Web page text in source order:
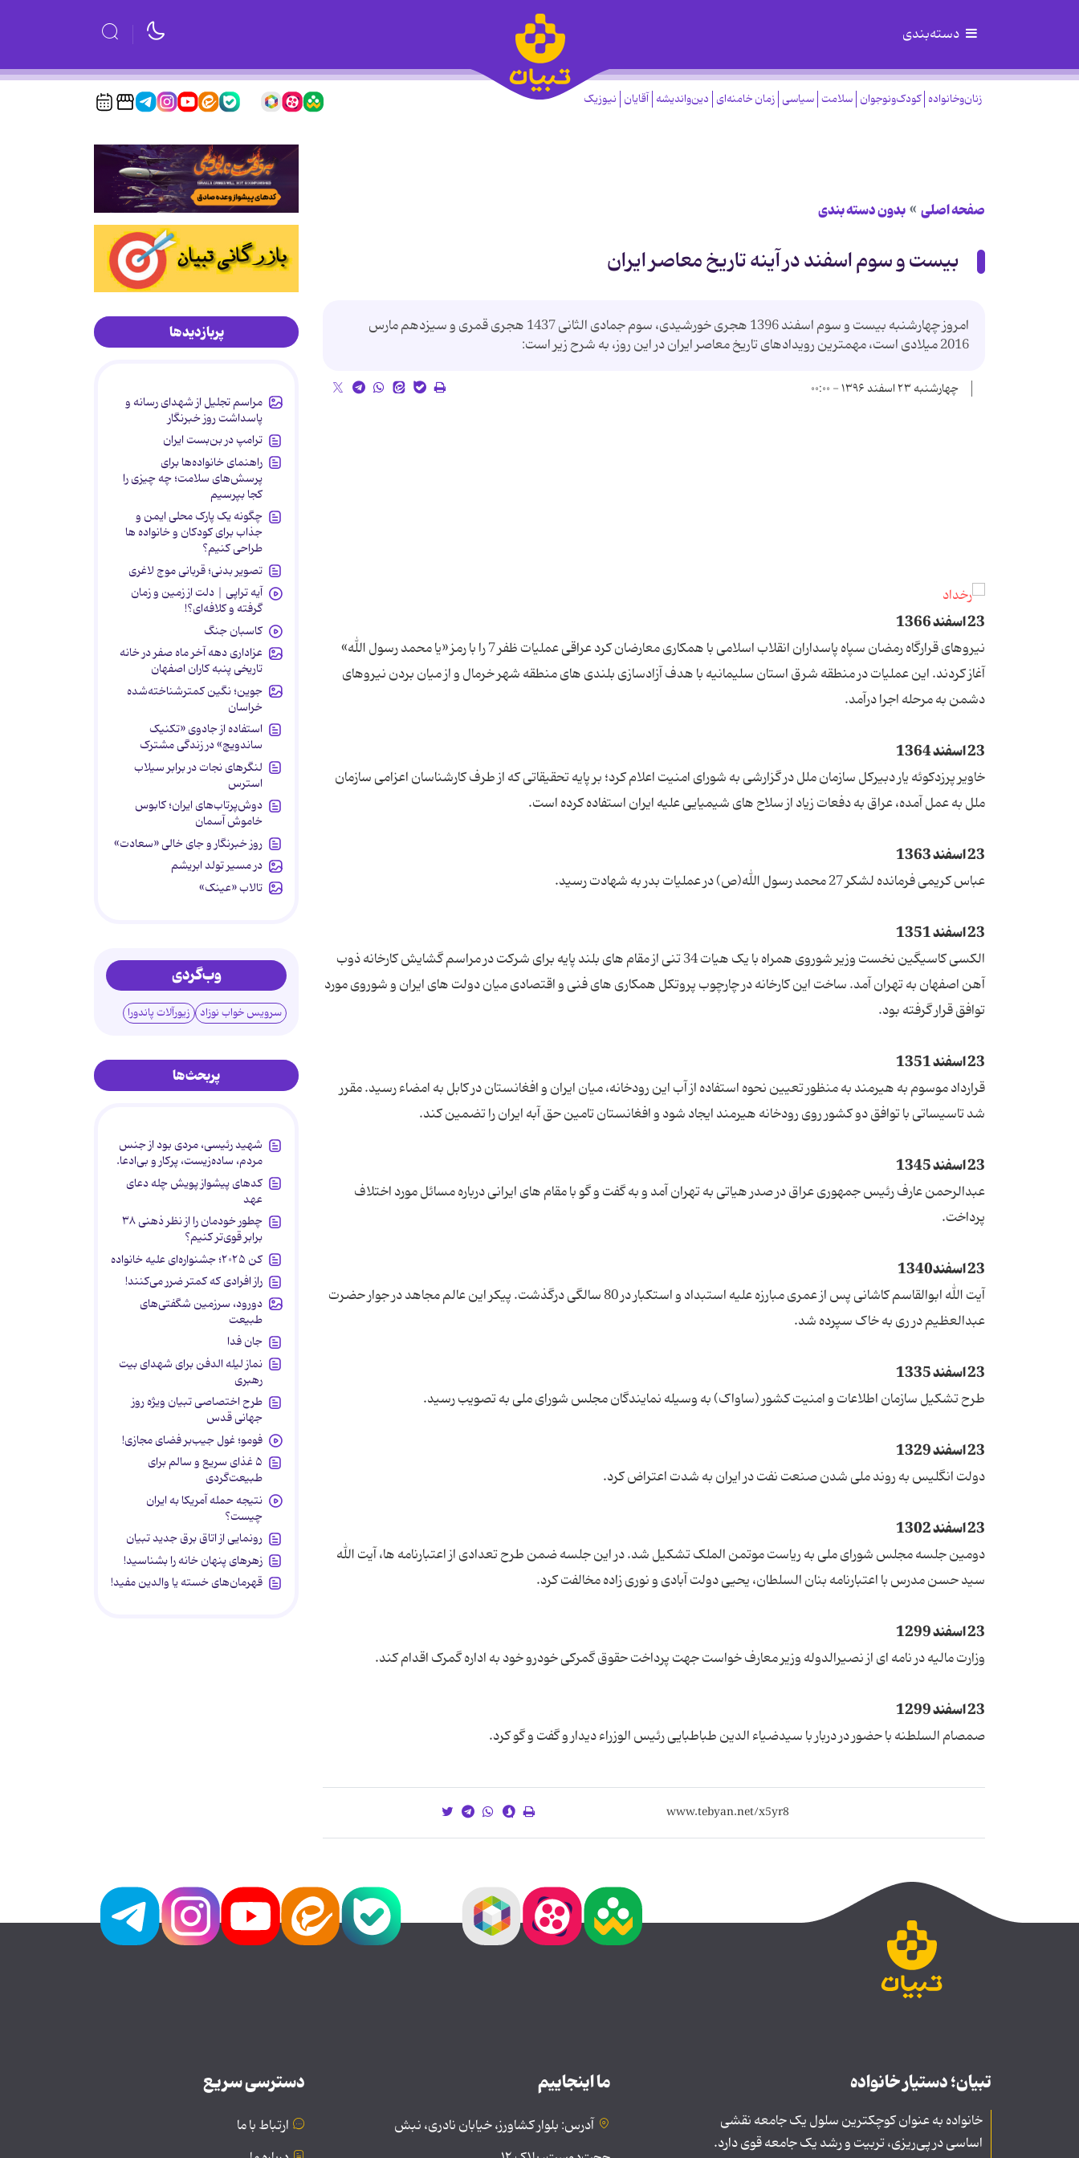
دسته‌بندی
زنان‌وخانواده کودک‌ونوجوان سلامت سیاسی زمان خامنه‌ای دین‌واندیشه آقایان نیوزیک
صفحه اصلی بدون دسته بندی
بیست و سوم اسفند در آینه تاریخ معاصر ایران
امروز چهارشنبه بیست و سوم اسفند 1396 هجری خورشیدی، سوم جمادی الثانی 1437 هجری قمری و سیزدهم مارس
2016 میلادی است، مهمترین رویدادهای تاریخ معاصر ایران در این روز، به شرح زیر است:
چهارشنبه ۲۳ اسفند ۱۳۹۶ - ۰۰:۰۰
23 اسفند 1366
نیروهای قرارگاه رمضان سپاه پاسداران انقلاب اسلامی با همکاری معارضان کرد عراقی عملیات ظفر 7 را با رمز «یا محمد رسول الله»
آغاز کردند. این عملیات در منطقه شرق استان سلیمانیه با هدف آزادسازی بلندی های منطقه شهر خرمال و از میان بردن نیروهای
دشمن به مرحله اجرا درآمد.
23 اسفند 1364
خاویر پرزدکوئه یار دبیرکل سازمان ملل در گزارشی به شورای امنیت اعلام کرد؛ بر پایه تحقیقاتی که از طرف کارشناسان اعزامی سازمان
ملل به عمل آمده، عراق به دفعات زیاد از سلاح های شیمیایی علیه ایران استفاده کرده است.
23 اسفند 1363
عباس کریمی فرمانده لشکر 27 محمد رسول الله(ص) در عملیات بدر به شهادت رسید.
23 اسفند 1351
الکسی کاسیگین نخست وزیر شوروی همراه با یک هیات 34 تنی از مقام های بلند پایه برای شرکت در مراسم گشایش کارخانه ذوب
آهن اصفهان به تهران آمد. ساخت این کارخانه در چارچوب پروتکل همکاری های فنی و اقتصادی میان دولت های ایران و شوروی مورد
توافق قرار گرفته بود.
23 اسفند 1351
قرارداد موسوم به هیرمند به منظور تعیین نحوه استفاده از آب این رودخانه، میان ایران و افغانستان در کابل به امضاء رسید. مقرر
شد تاسیساتی با توافق دو کشور روی رودخانه هیرمند ایجاد شود و افغانستان تامین حق آبه ایران را تضمین کند.
23 اسفند 1345
عبدالرحمن عارف رئیس جمهوری عراق در صدر هیاتی به تهران آمد و به گفت و گو با مقام های ایرانی درباره مسائل مورد اختلاف
پرداخت.
23 اسفند1340
آیت الله ابوالقاسم کاشانی پس از عمری مبارزه علیه استبداد و استکبار در 80 سالگی درگذشت. پیکر این عالم مجاهد در جوار حضرت
عبدالعظیم در ری به خاک سپرده شد.
23 اسفند 1335
طرح تشکیل سازمان اطلاعات و امنیت کشور (ساواک) به وسیله نمایندگان مجلس شورای ملی به تصویب رسید.
23 اسفند 1329
دولت انگلیس به روند ملی شدن صنعت نفت در ایران به شدت اعتراض کرد.
23 اسفند 1302
دومین جلسه مجلس شورای ملی به ریاست موتمن الملک تشکیل شد. در این جلسه ضمن طرح تعدادی از اعتبارنامه ها، آیت الله
سید حسن مدرس با اعتبارنامه بنان السلطان، یحیی دولت آبادی و نوری زاده مخالفت کرد.
23 اسفند 1299
وزارت مالیه در نامه ای از نصیرالدوله وزیر معارف خواست جهت پرداخت حقوق گمرکی خودرو خود به اداره گمرک اقدام کند.
23 اسفند 1299
صمصام السلطنه با حضور در دربار با سیدضیاء الدین طباطبایی رئیس الوزراء دیدار و گفت و گو کرد.
پربازدیدها
مراسم تجلیل از شهدای رسانه و
پاسداشت روز خبرنگار
ترامپ در بن‌بست ایران
راهنمای خانواده‌ها برای
پرسش‌های سلامت؛ چه چیزی را
کجا بپرسیم
چگونه یک پارک محلی ایمن و
جذاب برای کودکان و خانواده ها
طراحی کنیم؟
تصویر بدنی؛ قربانی موج لاغری
آیه تراپی | دلت از زمین و زمان
گرفته و کلافه‌ای؟!
کاسبان جنگ
عزاداری دهه آخر ماه صفر در خانه
تاریخی پنبه کاران اصفهان
جوین؛ نگین کمترشناخته‌شده
خراسان
استفاده از جادوی «تکنیک
ساندویچ» در زندگی مشترک
لنگرهای نجات در برابر سیلاب
استرس
دوش‌پرتاب‌های ایران؛ کابوس
خاموش آسمان
روز خبرنگار و جای خالی «سعادت»
در مسیر تولد ابریشم
تالاب «عینک»
وب‌گردی
سرویس خواب نوزاد زیورآلات پاندورا
پربحث‌ها
شهید رئیسی، مردی بود از جنس
مردم، ساده‌زیست، پرکار و بی‌ادعا.
کدهای پیشواز پویش چله دعای
عهد
چطور خودمان را از نظر ذهنی ۳۸
برابر قوی‌تر کنیم؟
کن ۲۰۲۵؛ جشنواره‌ای علیه خانواده
راز افرادی که کمتر ضرر می‌کنند!
دورود، سرزمین شگفتی‌های
طبیعت
جان فدا
نماز لیله الدفن برای شهدای بیت
رهبری
طرح اختصاصی تبیان ویژه روز
جهانی قدس
فومو؛ غول جیب‌بر فضای مجازی!
۵ غذای سریع و سالم برای
طبیعت‌گردی
نتیجه حمله آمریکا به ایران
چیست؟
رونمایی از اتاق برق جدید تبیان
زهرهای پنهان خانه را بشناسید!
قهرمان‌های خسته یا والدین مفید!
تبیان؛ دستیار خانواده
خانواده به عنوان کوچکترین سلول یک جامعه نقشی
اساسی در پی‌ریزی، تربیت و رشد یک جامعه قوی دارد.
ما اینجاییم
آدرس: بلوار کشاورز، خیابان نادری، نبش
دسترسی سریع
ارتباط با ما